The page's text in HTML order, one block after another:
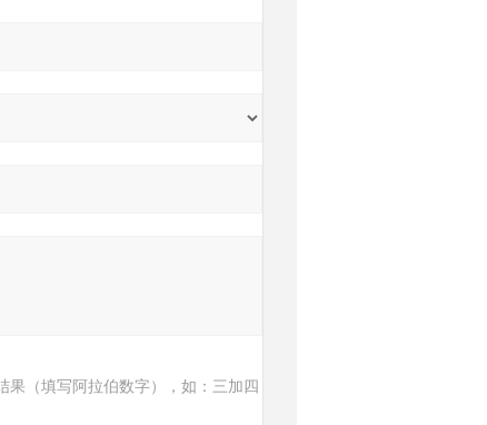
果（填写阿拉伯数字），如：三加四